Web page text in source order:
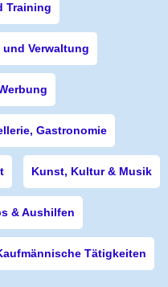
Training
Verwaltung
Gastronomie
Kunst, Kultur & Musik
& Aushilfen
Tätigkeiten